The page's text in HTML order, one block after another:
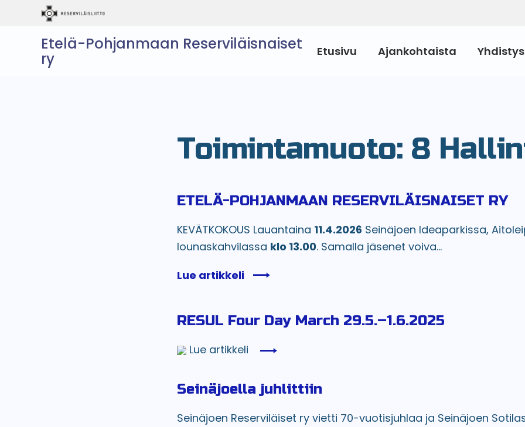
Etelä-Pohjanmaan Reserviläisnaiset
ry Etusivu Ajankohtaista Yhdistys
Toimintamuoto: 8
ETELÄ-POHJANMAAN RESERVILÄISNAISET RY
KEVÄTKOKOUS Lauantaina 11.4.2026 Seinäjoen Ideaparkissa,
lounaskahvilassa klo 13.00. Samalla jäsenet voiva...
Lue artikkeli
RESUL Four Day March 29.5.–1.6.2025
Lue artikkeli
Seinäjoella juhlittiin
Seinäjoen Reserviläiset ry vietti 70-vuotisjuhlaa ja Seinäjoen